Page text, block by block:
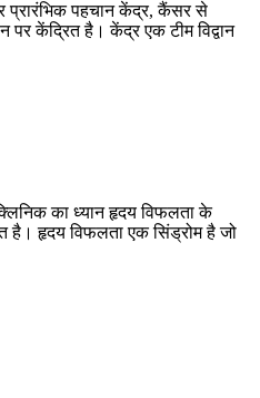
प्रारंभिक पहचान केंद्र, कैंसर से
केंद्रित है। केंद्र एक टीम विद्वान
का ध्यान हृदय विफलता के
है। हृदय विफलता एक सिंड्रोम है जो